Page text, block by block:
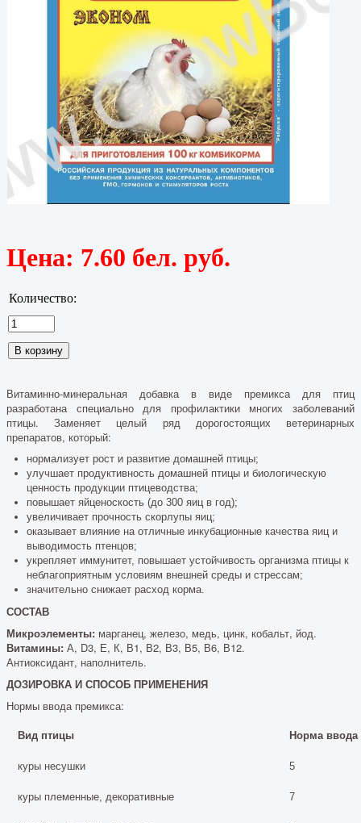
Цена: 7.60 бел. руб.
Количество:
Витаминно-минеральная добавка в виде премикса для птиц
разработана специально для профилактики многих заболеваний
птицы. Заменяет целый ряд дорогостоящих ветеринарных
препаратов, который:
нормализует рост и развитие домашней птицы;
улучшает продуктивность домашней птицы и биологическую
ценность продукции птицеводства;
повышает яйценоскость (до 300 яиц в год);
увеличивает прочность скорлупы яиц;
оказывает влияние на отличные инкубационные качества яиц и
выводимость птенцов;
укрепляет иммунитет, повышает устойчивость организма птицы к
неблагоприятным условиям внешней среды и стрессам;
значительно снижает расход корма.
СОСТАВ
Микроэлементы: марганец, железо, медь, цинк, кобальт, йод.
Витамины: А, D3, Е, К, В1, В2, В3, В5, В6, В12.
Антиоксидант, наполнитель.
ДОЗИРОВКА И СПОСОБ ПРИМЕНЕНИЯ
Нормы ввода премикса:
Вид птицы Норма ввода
куры несушки 5
куры племенные, декоративные 7